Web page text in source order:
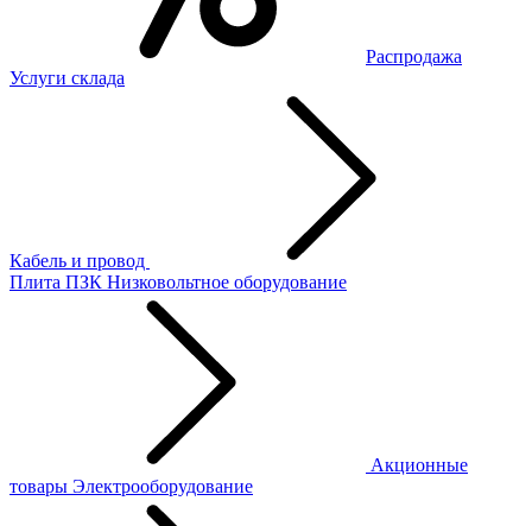
Распродажа
Услуги склада
Кабель и провод
Плита ПЗК Низковольтное оборудование
Акционные
товары Электрооборудование